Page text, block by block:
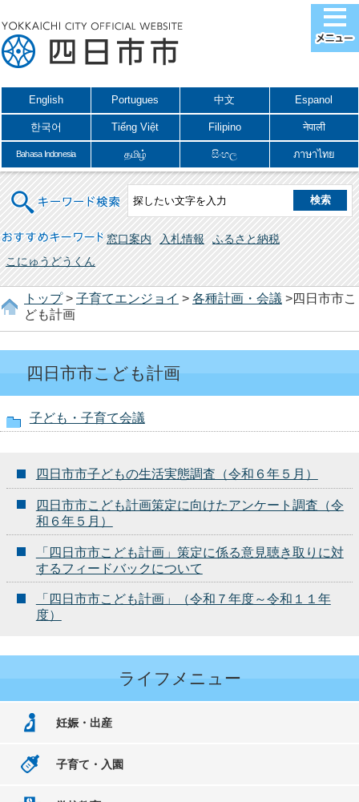
English Portugues 中文 Espanol
한국어 Tiếng Việt Filipino नेपाली
Bahasa Indonesia தமிழ் සිංහල ภาษาไทย
キーワード検索
おすすめキーワード 窓口案内 入札情報
ふるさと納税
こにゅうどうくん
トップ> 子育てエンジョイ > 各種計画・会議 >四日市市こ
ども計画
四日市市こども計画
子ども・子育て会議
四日市市子どもの生活実態調査（令和６年５月）
四日市市こども計画策定に向けたアンケート調査（令
和６年５月）
「四日市市こども計画」策定に係る意見聴き取りに対
するフィードバックについて
「四日市市こども計画」（令和７年度～令和１１年
度）
ライフメニュー
妊娠・出産
子育て・入園